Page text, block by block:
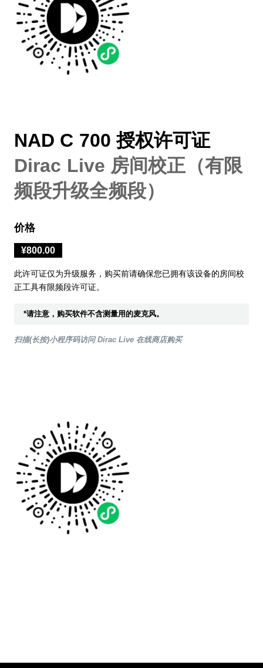
NAD C 700 授权许可证
Dirac Live 房间校正（有限
频段升级全频段）
价格
¥800.00
此许可证仅为升级服务，购买前请确保您已拥有该设备的房间校
正工具有限频段许可证。
*请注意，购买软件不含测量用的麦克风。
扫描(长按)小程序码访问 Dirac Live 在线商店购买